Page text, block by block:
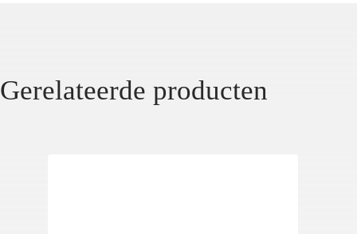
Gerelateerde producten